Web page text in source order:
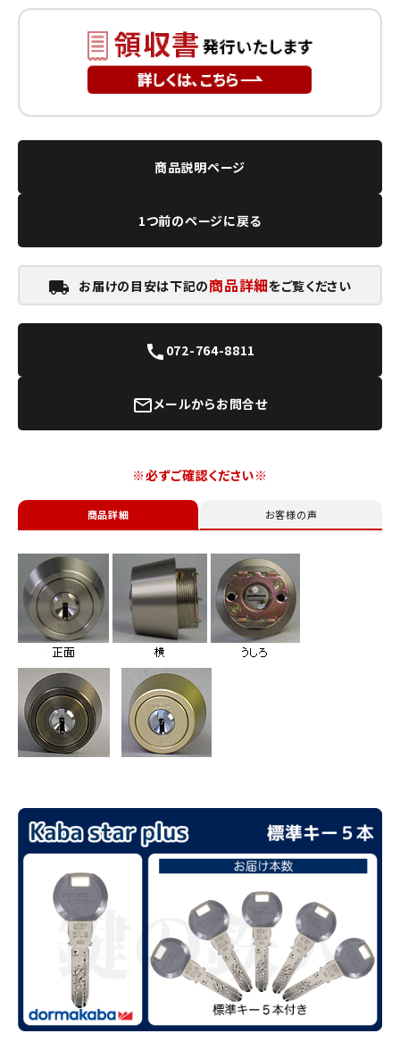
商品説明ページ
1つ前のページに戻る
local_shipping お届けの目安は下記の商品詳細をご覧ください
call 072-764-8811
mail_outlineメールからお問合せ
※必ずご確認ください※
商品詳細 お客様の声